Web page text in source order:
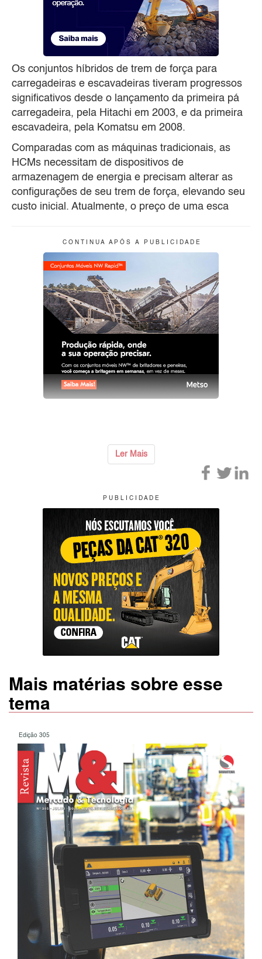
Os conjuntos híbridos de trem de força para
carregadeiras e escavadeiras tiveram progressos
significativos desde o lançamento da primeira pá
carregadeira, pela Hitachi em 2003, e da primeira
escavadeira, pela Komatsu em 2008.
Comparadas com as máquinas tradicionais, as
HCMs necessitam de dispositivos de
armazenagem de energia e precisam alterar as
configurações de seu trem de força, elevando seu
custo inicial. Atualmente, o preço de uma esca
C O N T I N U A A P Ó S A P U B L I C I D A D E
Ler Mais
P U B L I C I D A D E
Mais matérias sobre esse
tema
Edição 305